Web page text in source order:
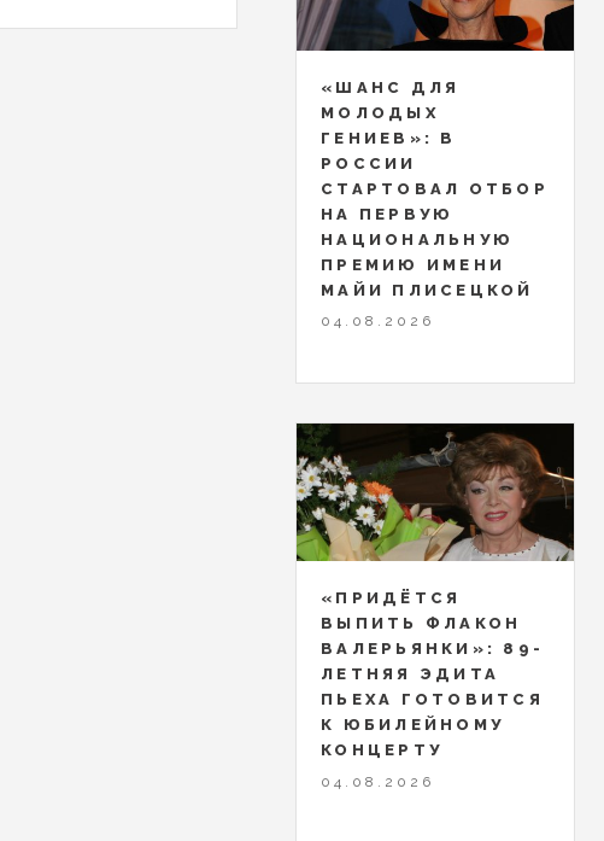
«ШАНС ДЛЯ
МОЛОДЫХ
ГЕНИЕВ»: В
РОССИИ
СТАРТОВАЛ ОТБОР
НА ПЕРВУЮ
НАЦИОНАЛЬНУЮ
ПРЕМИЮ ИМЕНИ
МАЙИ ПЛИСЕЦКОЙ
04.08.2026
«ПРИДЁТСЯ
ВЫПИТЬ ФЛАКОН
ВАЛЕРЬЯНКИ»: 89-
ЛЕТНЯЯ ЭДИТА
ПЬЕХА ГОТОВИТСЯ
К ЮБИЛЕЙНОМУ
КОНЦЕРТУ
04.08.2026